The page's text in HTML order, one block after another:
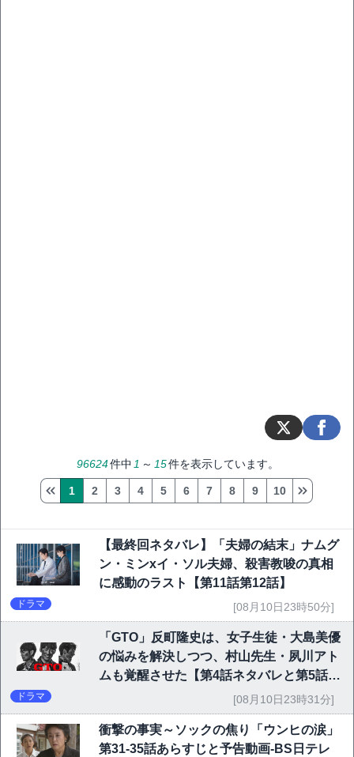
96624件中 1 ～ 15件を表示しています。
1 2 3 4 5 6 7 8 9 10
【最終回ネタバレ】「夫婦の結末」ナムグ
ン・ミンxイ・ソル夫婦、殺害教唆の真相
に感動のラスト【第11話第12話】
ドラマ [08月10日23時50分]
「GTO」反町隆史は、女子生徒・大島美優
の悩みを解決しつつ、村山先生・夙川アト
ムも覚醒させた【第4話ネタバレと第5話予
ドラマ [08月10日23時31分]
衝撃の事実～ソックの焦り「ウンヒの涙」
第31-35話あらすじと予告動画-BS日テレ